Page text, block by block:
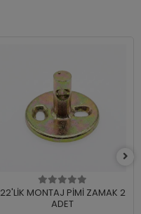
22'LİK MONTAJ PİMİ ZAMAK 2
ADET